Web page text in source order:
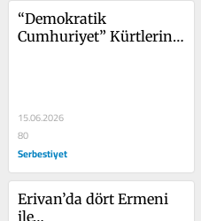
“Demokratik
Cumhuriyet” Kürtlerin
15.06.2026
80
Serbestiyet
Erivan’da dört Ermeni
ile…